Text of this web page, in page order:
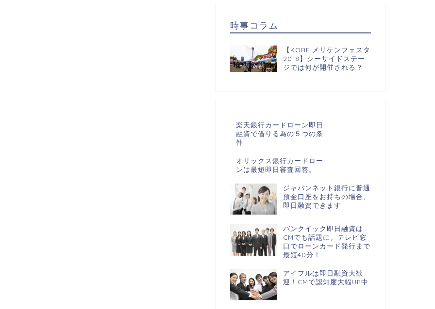
時事コラム
【KOBE メリケンフェスタ
2018】シーサイドステー
ジでは何が開催される？
楽天銀行カードローン即日
融資で借りる為の５つの条
件
オリックス銀行カードロー
ンは最短即日審査回答。
ジャパンネット銀行に普通
預金口座をお持ちの場合、
即日融資できます
バンクイック即日融資は
CMでも話題に。テレビ窓
口でローンカード発行まで
最短40分！
アイフルは即日融資大歓
迎！CMで認知度大幅UP中